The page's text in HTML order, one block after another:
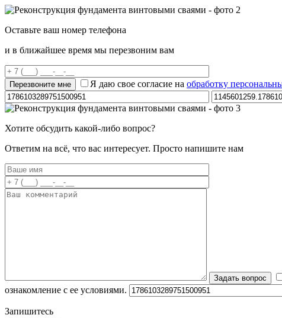
Оставьте ваш номер телефона
и в ближайшее время мы перезвоним вам
Я даю свое согласие на обработку
Хотите обсудить какой-либо вопрос?
Ответим на всё, что вас интересует. Просто напишите нам
ознакомление с ее условиями.
Запишитесь